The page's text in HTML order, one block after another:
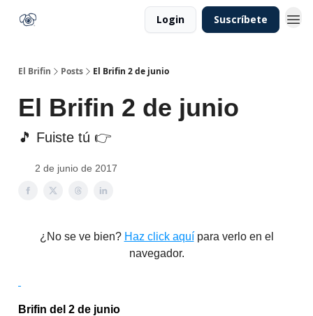
Login Suscríbete
El Brifin Posts El Brifin 2 de junio
El Brifin 2 de junio
🎵 Fuiste tú 👉
2 de junio de 2017
¿No se ve bien? Haz click aquípara verlo en el
navegador.
Brifin del 2 de junio